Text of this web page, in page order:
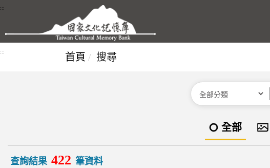
跳到主要內容區塊
:::
::: 首頁 搜尋
分類
全部
查詢結果 422 筆資料